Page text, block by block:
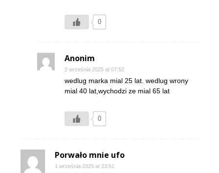
0
Anonim
2 września 2025 at 07:52
wedlug marka mial 25 lat. wedlug wrony
mial 40 lat,wychodzi ze mial 65 lat
0
Porwało mnie ufo
1 września 2025 at 23:51